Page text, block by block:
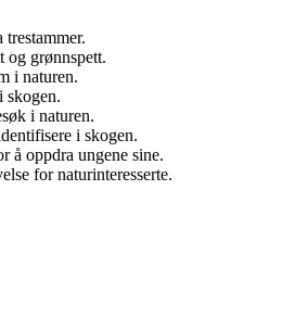
og grønnspett.
i naturen.
skogen.
i naturen.
i skogen.
å oppdra ungene sine.
for naturinteresserte.